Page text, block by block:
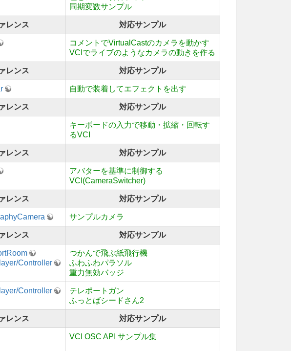
同期変数サンプル
レンス 対応サンプル
コメントでVirtualCastのカメラを動かす
VCIでライブのようなカメラの動きを作る
レンス 対応サンプル
自動で装着してエフェクトを出す
レンス 対応サンプル
キーボードの入力で移動・拡縮・回転す
るVCI
レンス 対応サンプル
アバターを基準に制御する
VCI(CameraSwitcher)
レンス 対応サンプル
サンプルカメラ
レンス 対応サンプル
Controller
つかんで飛ぶ紙飛行機
ふわふわパラソル
重力無効バッジ
Controller
テレポートガン
ふっとばシードさん2
レンス 対応サンプル
VCI OSC API サンプル集